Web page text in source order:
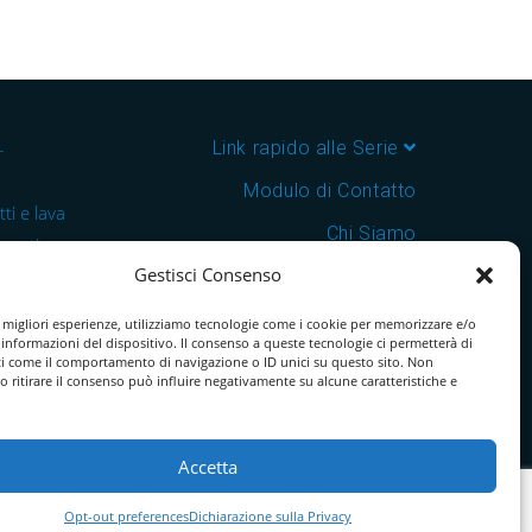
Gestisci Consenso
esperienze, utilizziamo tecnologie come i cookie per memorizzare e/o
informazioni del dispositivo. Il consenso a queste tecnologie ci permetterà di
come il comportamento di navigazione o ID unici su questo sito. Non
ritirare il consenso può influire negativamente su alcune caratteristiche e
Accetta
Opt-out preferencesDichiarazione sulla Privacy
e lava
e
in
Link rapido alle Serie
Modulo di Contatto
Chi Siamo
Download Catalogo PDF
Cookie Policy